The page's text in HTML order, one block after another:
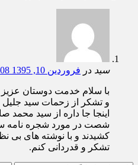
سید در فروردین 10, 1395 at 1:08 ب.ظ
با سلام خدمت دوستان عزیز
و تشکر از زحمات سید جلیل
اینجا جا داره از سید
شصت در مورد شجره نامه
کشیدند و با نوشته های بی
تشکر و قدردانی کنم.